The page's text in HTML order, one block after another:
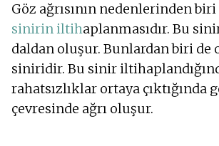
Göz ağrısının nedenlerinden biri
sinirin iltihaplanmasıdır. Bu
daldan oluşur. Bunlardan biri de
siniridir. Bu sinir
rahatsızlıklar ortaya çıktığında
çevresinde ağrı oluşur.